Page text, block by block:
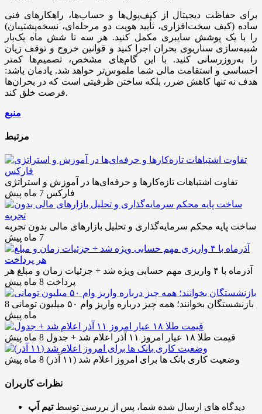
برای حفاظت دیجیتال از کیف‌پول‌ها و حساب‌ها، راهکارهای فنی
ساده (کیف سخت‌افزاری، تأیید هویت دو مرحله‌ای، نسخه‌پشتیبان)
را با یک پوشش سایبری مکمل کنید. هر سه تا شش ماه یک‌بار
شبیه‌سازی سناریوی بحران اجرا کنید و قوانین خروج و توقف زیان
را به‌روزرسانی کنید. با این گام‌های مشخص، تصمیم‌ها کمتر
احساسی و استقامت مالی شما ملموس‌تر خواهد شد. یادمان باشد:
هدف نه تنها کاهش ضرر، بلکه ساختن ظرفیتی است که در بحران‌ها
فرصت خلق کند.
منبع
مرتبط
تفاوت اشتباهات تازه‌کارها و حرفه‌ای‌ها در آموزش و استراتژی
فارکس 7 ماه پیش
ساخت پایه محکم سرمایه‌گذاری و تحلیل بازارهای مالی بدون تجربه
7 ماه پیش
آذرماه با ۴ واریزی مهم حسابی ویژه شد + جزئیات زمان و مبلغ هر
پرداخت 8 ماه پیش
بازنشستگان بخوانند؛ همه چیز درباره واریز وام ۵۰ میلیون تومانی
8
ماه پیش
قیمت طلا ۱۸ عیار امروز ۱۱ آذر اعلام شد + جدول 8 ماه پیش
وضعیت کاری بانک ها برای امروز اعلام شد (۱۱ آذر) 8 ماه پیش
نظرات کاربران
دیدگاه های ارسال شده شما، پس از بررسی توسطتیم اَپ